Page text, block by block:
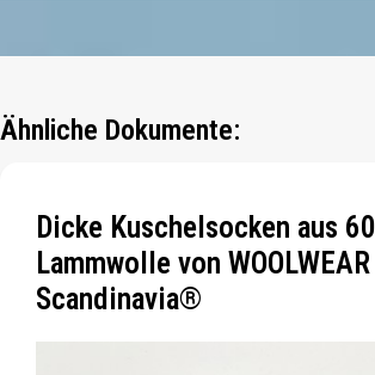
Ähnliche Dokumente:
Dicke Kuschelsocken aus
Lammwolle von
Scandinavia®